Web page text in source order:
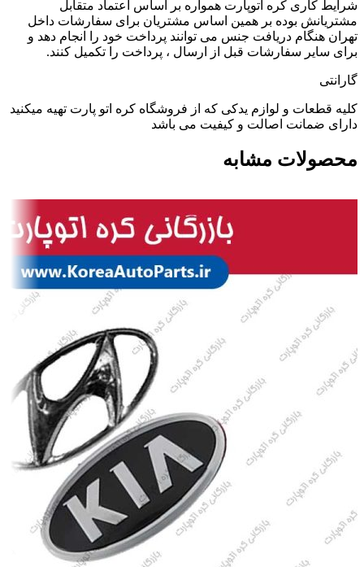
شرایط کاری کره اتوپارت همواره بر اساس اعتماد متقابل
مشتریانش بوده بر همین اساس مشتریان برای سفارشات داخل
تهران هنگام دریافت جنس می توانند پرداخت خود را انجام دهد و
برای سایر سفارشات قبل از ارسال ، پرداخت را تکمیل کنند.
گارانتی
کلیه قطعات و لوازم یدکی که از فروشگاه کره اتو پارت تهیه میکنید
دارای ضمانت اصالت و کیفیت می باشد
محصولات مشابه